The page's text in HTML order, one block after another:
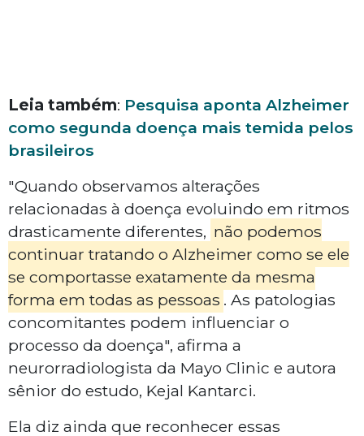
Leia também: Pesquisa aponta Alzheimer
como segunda doença mais temida pelos
brasileiros
"Quando observamos alterações
relacionadas à doença evoluindo em ritmos
drasticamente diferentes, não podemos
continuar tratando o Alzheimer como se ele
se comportasse exatamente da mesma
forma em todas as pessoas . As patologias
concomitantes podem influenciar o
processo da doença", afirma a
neurorradiologista da Mayo Clinic e autora
sênior do estudo, Kejal Kantarci.
Ela diz ainda que reconhecer essas